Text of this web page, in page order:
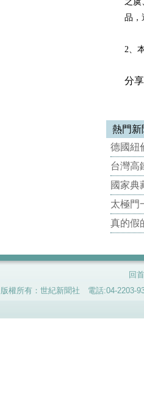
品，
2、
分享
熱門新
德國紐
台灣高
國家典
太極門
真的假
回
版權所有：世紀新聞社 電話:04-2203-